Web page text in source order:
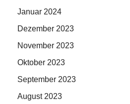
Januar 2024
Dezember 2023
November 2023
Oktober 2023
September 2023
August 2023